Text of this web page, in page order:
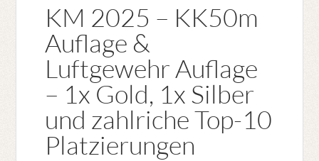
KM 2025 – KK50m
Auflage &
Luftgewehr Auflage
– 1x Gold, 1x Silber
und zahlriche Top-10
Platzierungen